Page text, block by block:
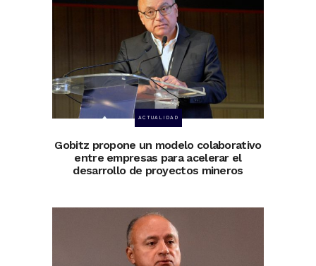
ACTUALIDAD
Gobitz propone un modelo colaborativo
entre empresas para acelerar el
desarrollo de proyectos mineros